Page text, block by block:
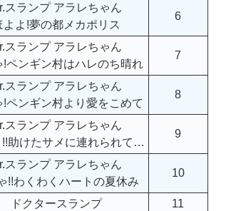
スランプ アラレちゃん
よよ!夢の都メカポリス
6
スランプ アラレちゃん
!ペンギン村はハレのち晴れ
7
スランプ アラレちゃん
!ペンギン村より愛をこめて
8
スランプ アラレちゃん
!!助けたサメに連れられて…
9
スランプ アラレちゃん
!!わくわくハートの夏休み
10
ドクタースランプ 11